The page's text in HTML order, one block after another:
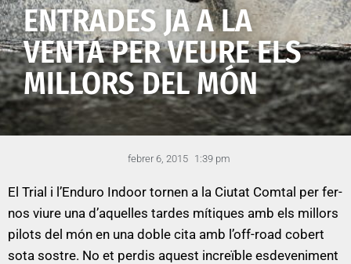
ENTRADES JA A LA
VENTA PER VEURE ELS
MILLORS DEL MÓN
febrer 6, 2015 1:39 pm
El Trial i l’Enduro Indoor tornen a la Ciutat Comtal per fer-
nos viure una d’aquelles tardes mítiques amb els millors
pilots del món en una doble cita amb l’off-road cobert
sota sostre. No et perdis aquest increïble esdeveniment